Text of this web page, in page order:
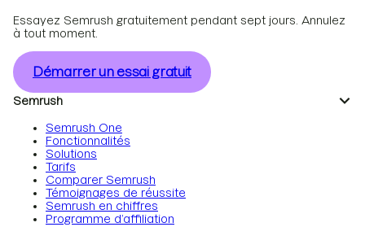
Essayez Semrush gratuitement pendant sept jours. Annulez
à tout moment.
Démarrer un essai gratuit
Semrush
Semrush One
Fonctionnalités
Solutions
Tarifs
Comparer Semrush
Témoignages de réussite
Semrush en chiffres
Programme d’affiliation